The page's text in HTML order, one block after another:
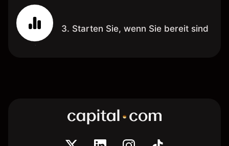
3. Starten Sie, wenn Sie bereit sind